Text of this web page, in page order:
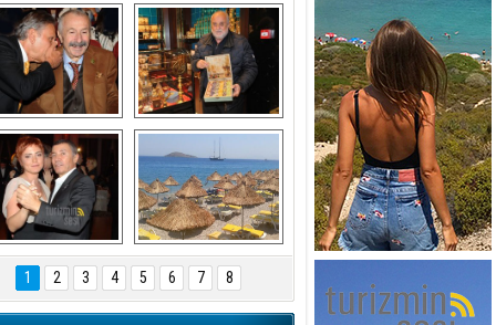
ULUSOY ve
BAĞLIKAYA
Avni Ongurlar ile
DEDEMAN
TATİL
1
2 3 4 5 6 7 8